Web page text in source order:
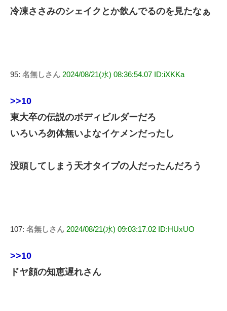
冷凍ささみのシェイクとか飲んでるのを見たなぁ
95: 名無しさん 2024/08/21(水) 08:36:54.07 ID:iXKKa
>>10
東大卒の伝説のボディビルダーだろ
いろいろ勿体無いよなイケメンだったし
没頭してしまう天才タイプの人だったんだろう
107: 名無しさん 2024/08/21(水) 09:03:17.02 ID:HUxUO
>>10
ドヤ顔の知恵遅れさん